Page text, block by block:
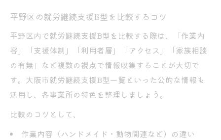
相談体制が充実した就労継続支援B型の特徴
就労継続支援B型の利用に疑問があるなら
就労継続支援B型の廃止は本当にあるのか
利用前に知りたい就労継続支援B型の疑問解
消
自宅訪問可能な就労継続支援B型の探し方
大阪市の就労継続支援B型一覧を活用しよう
就労継続支援B型とハンドメイド作業の魅力
平野区の就労継続支援B型を比較するコツ
平野区内で就労継続支援B型を比較する際は、「作業内
容」「支援体制」「利用者層」「アクセス」「家族相談
の有無」など複数の視点で情報収集することが大切で
す。大阪市就労継続支援B型一覧といった公的な情報も
活用し、各事業所の特色を整理しましょう。
比較のコツとして、
作業内容（ハンドメイド・動物関連など）の違い